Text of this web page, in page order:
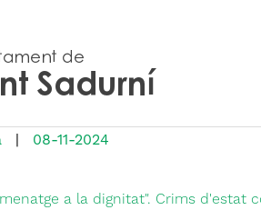
08-11-2024
a la dignitat". Crims d'estat